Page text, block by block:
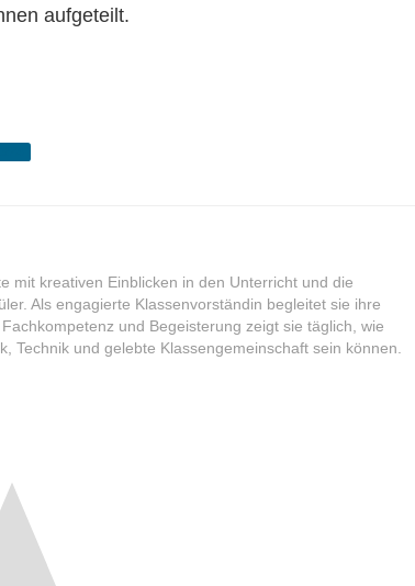
aufgeteilt.
mit kreativen Einblicken in den Unterricht und die
Als engagierte Klassenvorständin begleitet sie ihre
und Begeisterung zeigt sie täglich, wie
Technik und gelebte Klassengemeinschaft sein können.